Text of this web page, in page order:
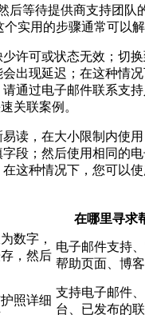
后等待提供商支持团
实用的步骤通常可以解
许可或状态无效；切
出现延迟；在这种情
通过电子邮件联系支
关联案例。
读，在大小限制内使
段；然后使用相同的
这种情况下，您可以使
在哪里寻求
数字，
，然后
电子邮件支持
帮助页面、博
照详细
支持电子邮件
台、已发布的